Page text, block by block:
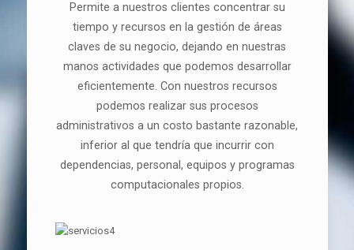
Permite a nuestros clientes concentrar su
tiempo y recursos en la gestión de áreas
claves de su negocio, dejando en nuestras
manos actividades que podemos desarrollar
eficientemente. Con nuestros recursos
podemos realizar sus procesos
administrativos a un costo bastante razonable,
inferior al que tendría que incurrir con
dependencias, personal, equipos y programas
computacionales propios.